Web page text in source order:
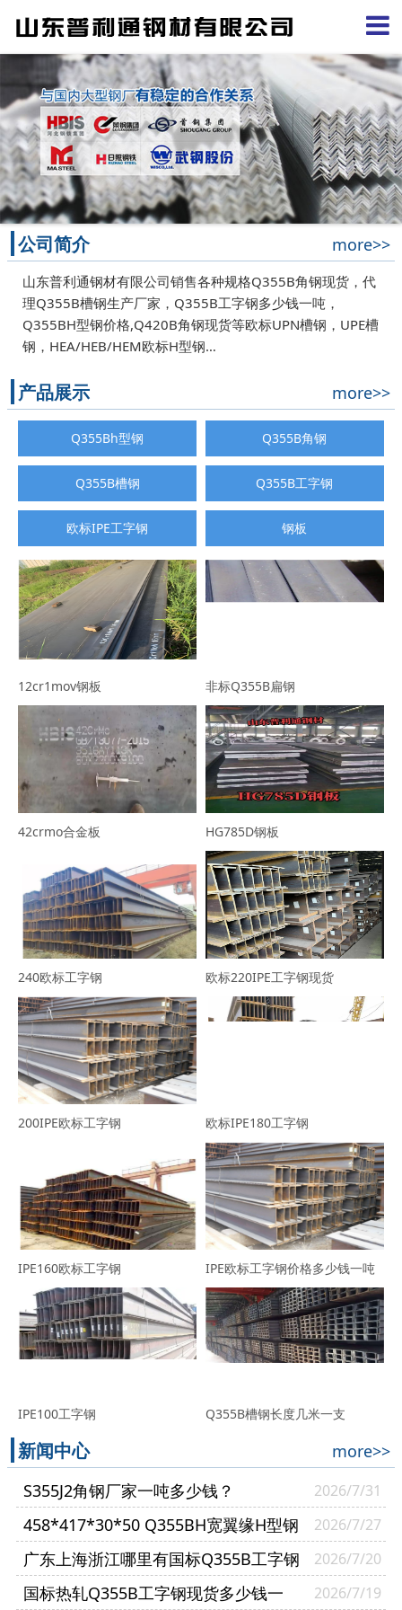
公司简介 more>>
山东普利通钢材有限公司销售各种规格Q355B角钢现货，代
理Q355B槽钢生产厂家，Q355B工字钢多少钱一吨，
Q355BH型钢价格,Q420B角钢现货等欧标UPN槽钢，UPE槽
钢，HEA/HEB/HEM欧标H型钢…
产品展示 more>>
Q355Bh型钢 Q355B角钢
Q355B槽钢 Q355B工字钢
欧标IPE工字钢 钢板
12cr1mov钢板 非标Q355B扁钢
42crmo合金板 HG785D钢板
240欧标工字钢 欧标220IPE工字钢现货
200IPE欧标工字钢 欧标IPE180工字钢
IPE160欧标工字钢 IPE欧标工字钢价格多少钱一吨
IPE100工字钢 Q355B槽钢长度几米一支
新闻中心
more>>
S355J2角钢厂家一吨多少钱？
2026/7/31
458*417*30*50 Q355BH宽翼缘H型钢
哪里有现货？
2026/7/27
广东上海浙江哪里有国标Q355B工字钢
现货？
2026/7/20
国标热轧Q355B工字钢现货多少钱一 2026/7/19